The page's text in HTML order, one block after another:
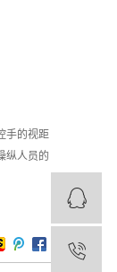
手的视距
纵人员的